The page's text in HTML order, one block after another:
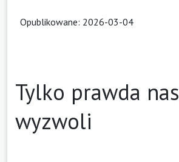
Opublikowane: 2026-03-04
Tylko prawda nas
wyzwoli